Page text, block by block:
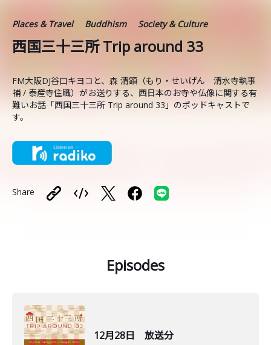
Places & Travel Buddhism Society & Culture
西国三十三所 Trip around 33
FM大阪DJ谷口キヨコと、森 清顕（もり・せいげん 清水寺執事
補 / 泰産寺住職）がお送りする、西日本のお寺や仏像に関する有
難いお話「西国三十三所 Trip around 33」のポッドキャストで
す。
Share
Episodes
12月28日 放送分